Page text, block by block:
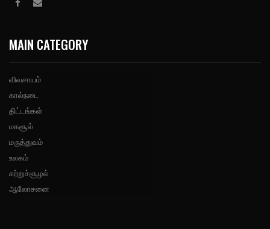
MAIN CATEGORY
விவசாயம்
கால்நடை
திட்டங்கள்
மகசூல்
மருத்துவம்
உலகம்
சுற்றுச்சூழல்
ஆலோசனை